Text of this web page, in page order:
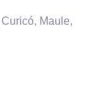
Maule,